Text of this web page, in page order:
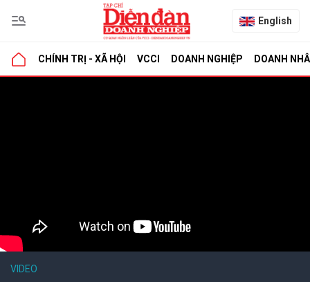
English
CHÍNH TRỊ - XÃ HỘI VCCI DOANH NGHIỆP DOANH
VIDEO